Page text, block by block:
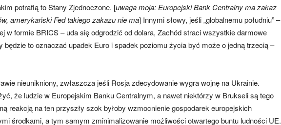
potrafią to Stany Zjednoczone. [uwaga moja: Europejski Bank Centralny ma zakaz
amerykański Fed takiego zakazu nie ma] Innymi słowy, jeśli „globalnemu południu” –
w formie BRICS – uda się odgrodzić od dolara, Zachód straci wszystkie darmowe
będzie to oznaczać upadek Euro i spadek poziomu życia być może o jedną trzecią –
nieunikniony, zwłaszcza jeśli Rosja zdecydowanie wygra wojnę na Ukrainie.
że ludzie w Europejskim Banku Centralnym, a nawet niektórzy w Brukseli są tego
reakcją na ten przyszły szok byłoby wzmocnienie gospodarek europejskich
środkami, a tym samym zminimalizowanie możliwości otwartego buntu ludności UE.